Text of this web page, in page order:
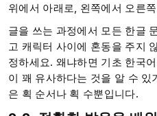
위에서 아래로, 왼쪽에서 오른
글을 쓰는 과정에서 모든 한글
고 캐릭터 사이에 혼동을 주지
정하세요. 왜냐하면 기초 한국
이 꽤 유사하다는 것을 알 수 있
은 획 순서나 획 수뿐입니다.